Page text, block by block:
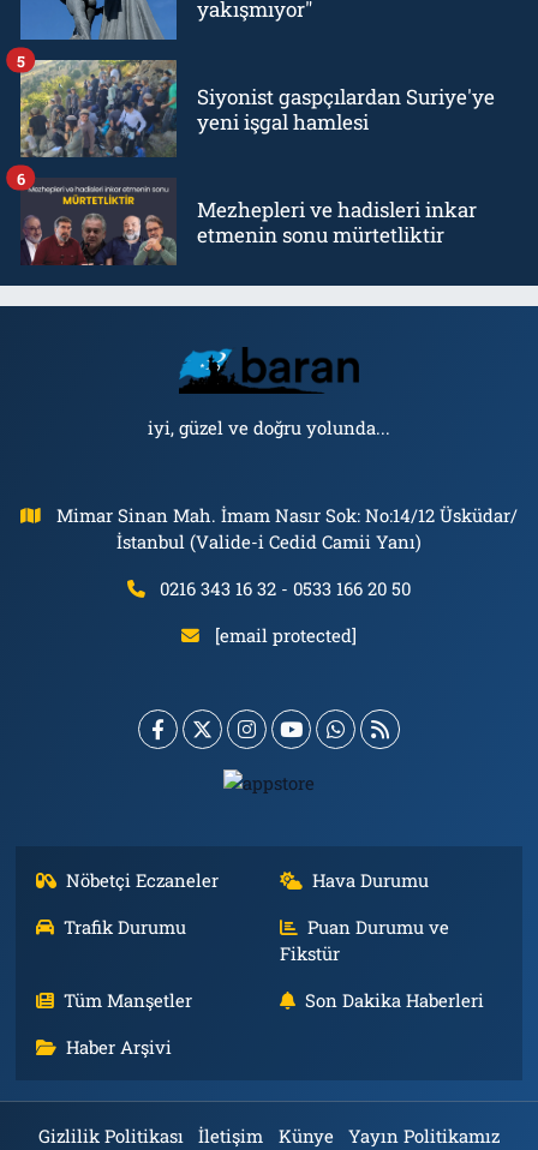
yakışmıyor"
Siyonist gaspçılardan Suriye'ye
yeni işgal hamlesi
5
Mezhepleri ve hadisleri inkar
etmenin sonu mürtetliktir
6
iyi, güzel ve doğru yolunda...
Mimar Sinan Mah. İmam Nasır Sok: No:14/12 Üsküdar/
İstanbul (Valide-i Cedid Camii Yanı)
0216 343 16 32 - 0533 166 20 50
[email protected]
Nöbetçi Eczaneler
Hava Durumu
Trafik Durumu
Puan Durumu ve
Fikstür
Tüm Manşetler
Son Dakika Haberleri
Haber Arşivi
Gizlilik Politikası İletişim Künye Yayın Politikamız